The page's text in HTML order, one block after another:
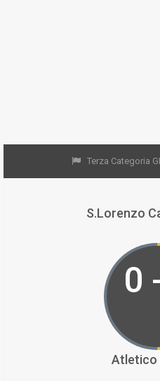
Terza Categoria
S.Lorenzo
0
Atletico